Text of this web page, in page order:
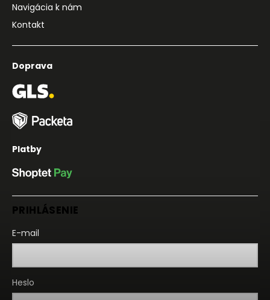
Navigácia k nám
Kontakt
Doprava
Platby
PRIHLÁSENIE
E-mail
Heslo